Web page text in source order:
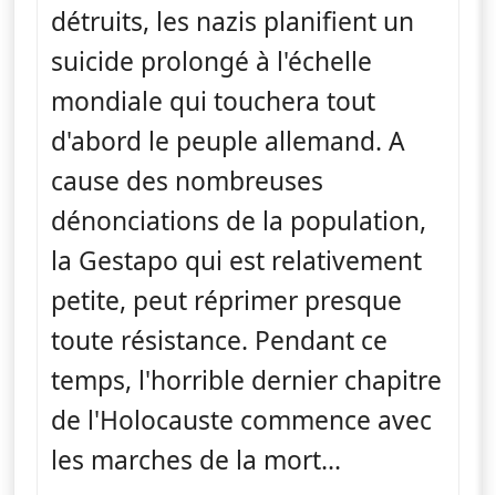
détruits, les nazis planifient un
suicide prolongé à l'échelle
mondiale qui touchera tout
d'abord le peuple allemand. A
cause des nombreuses
dénonciations de la population,
la Gestapo qui est relativement
petite, peut réprimer presque
toute résistance. Pendant ce
temps, l'horrible dernier chapitre
de l'Holocauste commence avec
les marches de la mort...